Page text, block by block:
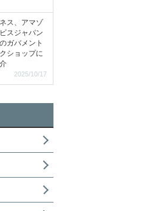
ス、アマゾ
スジャパン
ガバメント
ショップに
2025/10/17